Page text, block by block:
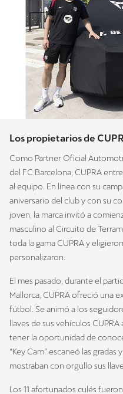
Los propietarios de
Como Partner Oficial
del FC Barcelona, CUPRA
al equipo. En línea con su
aniversario del club y con su
joven, la marca invitó a
masculino al Circuito de
toda la gama CUPRA y
personalizaron.
El mes pasado, durante el
Mallorca, CUPRA ofreció una
fútbol. Se animó a los
llaves de sus vehículos
tener la oportunidad de
“Key Cam” escaneó las
mostraban con orgullo sus
Los 11 afortunados culés